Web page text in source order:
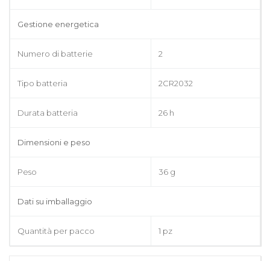
Gestione energetica
Numero di batterie 2
Tipo batteria 2CR2032
Durata batteria 26 h
Dimensioni e peso
Peso 36 g
Dati su imballaggio
Quantità per pacco 1 pz